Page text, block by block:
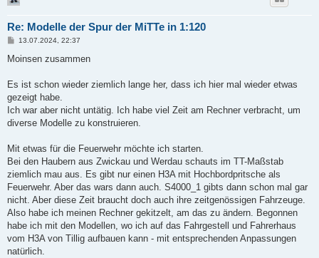
Re: Modelle der Spur der MiTTe in 1:120
B
i
a
13.07.2024, 22:37
Moinsen zusammen
Es ist schon wieder ziemlich lange her, dass ich hier mal wieder etwas
gezeigt habe.
Ich war aber nicht untätig. Ich habe viel Zeit am Rechner verbracht, um
diverse Modelle zu konstruieren.
Mit etwas für die Feuerwehr möchte ich starten.
Bei den Haubern aus Zwickau und Werdau schauts im TT-Maßstab
ziemlich mau aus. Es gibt nur einen H3A mit Hochbordpritsche als
Feuerwehr. Aber das wars dann auch. S4000_1 gibts dann schon mal gar
nicht. Aber diese Zeit braucht doch auch ihre zeitgenössigen Fahrzeuge.
Also habe ich meinen Rechner gekitzelt, am das zu ändern. Begonnen
habe ich mit den Modellen, wo ich auf das Fahrgestell und Fahrerhaus
vom H3A von Tillig aufbauen kann - mit entsprechenden Anpassungen
natürlich.